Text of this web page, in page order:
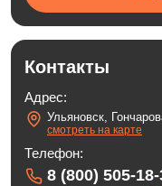
Контакты
Адрес:
Ульяновск,
смотреть на карте
Телефон:
8 (800) 505-